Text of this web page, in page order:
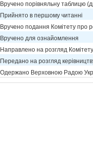
Вручено порівняльну таблицю
Прийнято в першому читанні
Вручено подання Комітету про
Вручено для ознайомлення
Направлено на розгляд Комітету
Передано на розгляд
Одержано Верховною Радою